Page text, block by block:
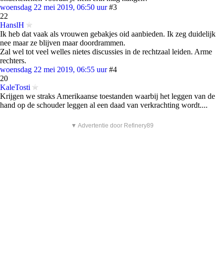
woensdag 22 mei 2019, 06:50 uur #3
22
HanslH
Ik heb dat vaak als vrouwen gebakjes oid aanbieden. Ik zeg duidelijk
nee maar ze blijven maar doordrammen.
Zal wel tot veel welles nietes discussies in de rechtzaal leiden. Arme
rechters.
woensdag 22 mei 2019, 06:55 uur #4
20
KaleTosti
Krijgen we straks Amerikaanse toestanden waarbij het leggen van de
hand op de schouder leggen al een daad van verkrachting wordt....
▼ Advertentie door Refinery89